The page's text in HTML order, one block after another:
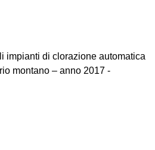
impianti di clorazione automatica
montano – anno 2017 -